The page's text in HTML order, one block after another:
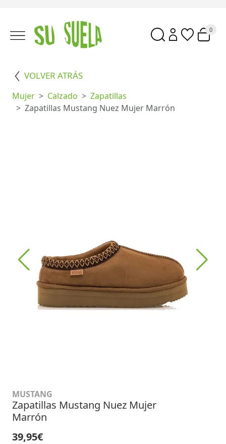
0
VOLVER ATRÁS
Mujer Calzado
Zapatillas
Zapatillas Mustang Nuez Mujer Marrón
MUSTANG
Zapatillas Mustang Nuez Mujer
Marrón
39,95€